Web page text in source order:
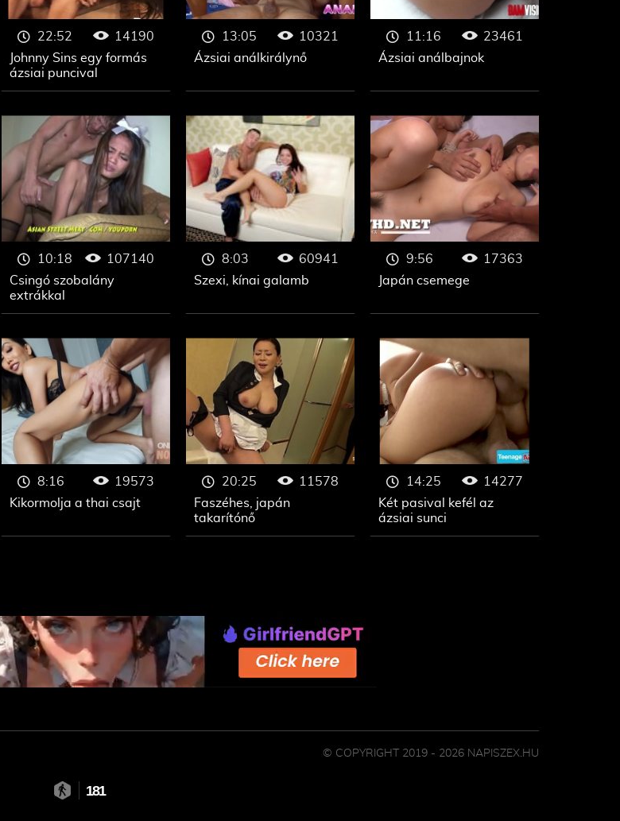
Johnny Sins egy formás
ázsiai puncival
22:52
14190
Ázsiai análkirálynő
13:05
10321
Ázsiai análbajnok
11:16 23461
Csingó szobalány
extrákkal
10:18
107140
Szexi, kínai galamb
8:03
60941
Japán csemege
9:56 17363
Kikormolja a thai csajt
8:16
19573
Faszéhes, japán
takarítónő
20:25
11578
Két pasival kefél az
ázsiai sunci
14:25 14277
© COPYRIGHT 2019 - 2026 NAPISZEX.HU
181